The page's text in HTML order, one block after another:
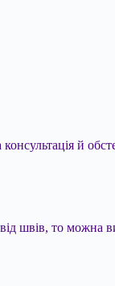
й
швів, то можна